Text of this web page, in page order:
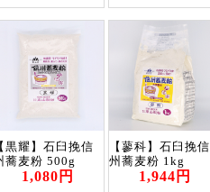
黒耀】石臼挽信
蕎麦粉 500g
1,080円
【蓼科】石臼挽信
州蕎麦粉 1kg
1,944円